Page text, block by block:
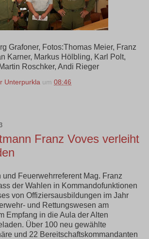
Grafoner, Fotos:Thomas Meier, Franz
Karner, Markus Hölbling, Karl Polt,
Roschker, Andi Rieger
Unterpurkla um 08:46
Franz Voves verleiht
und Feuerwehrreferent Mag. Franz
der Wahlen in Kommandofunktionen
von Offiziersausbildungen im Jahr
und Rettungswesen am
Empfang in die Aula der Alten
Über 100 neu gewählte
und 22 Bereitschaftskommandanten